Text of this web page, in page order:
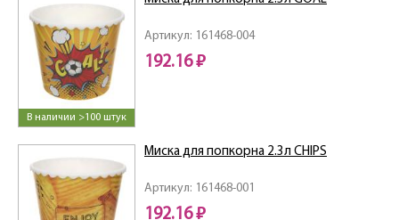
В наличии >100 штук
Артикул: 161468-004
192.16 ₽
Артикул: 161468-001
Миска для попкорна 2.3л CHIPS
192.16 ₽